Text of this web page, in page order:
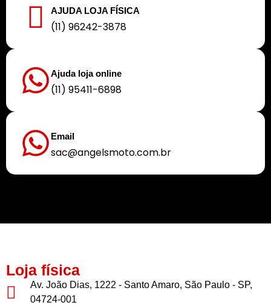
AJUDA LOJA FÍSICA
(11) 96242-3878
Ajuda loja online
(11) 95411-6898
Email
sac@angelsmoto.com.br
Loja física
Av. João Dias, 1222 - Santo Amaro, São Paulo - SP,
04724-001